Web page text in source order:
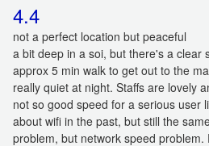
4.4
not a perfect location but peaceful
a bit deep in a soi, but there's a clear
approx 5 min walk to get out to the
really quiet at night. Staffs are lovely
not so good speed for a serious user
about wifi in the past, but still the
problem, but network speed problem.